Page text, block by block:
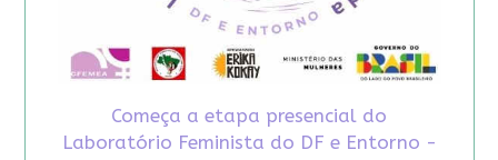
Começa a etapa presencial do
Laboratório Feminista do DF e Entorno -